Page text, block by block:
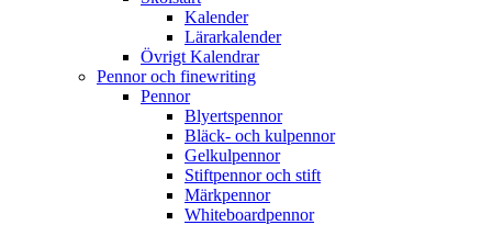
Kalender
Lärarkalender
Övrigt Kalendrar
Pennor och finewriting
Pennor
Blyertspennor
Bläck- och kulpennor
Gelkulpennor
Stiftpennor och stift
Märkpennor
Whiteboardpennor